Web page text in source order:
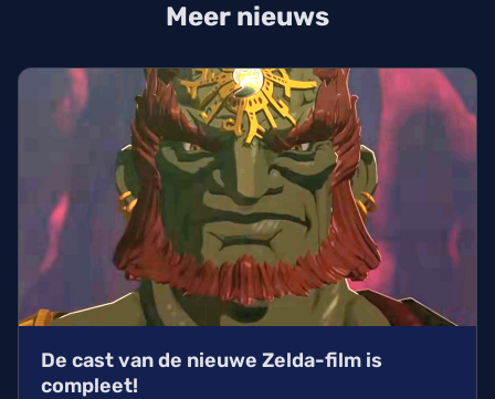
Meer nieuws
De cast van de nieuwe Zelda-film is
compleet!